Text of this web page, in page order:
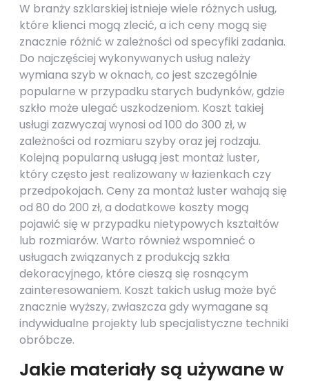
W branży szklarskiej istnieje wiele różnych usług,
które klienci mogą zlecić, a ich ceny mogą się
znacznie różnić w zależności od specyfiki zadania.
Do najczęściej wykonywanych usług należy
wymiana szyb w oknach, co jest szczególnie
popularne w przypadku starych budynków, gdzie
szkło może ulegać uszkodzeniom. Koszt takiej
usługi zazwyczaj wynosi od 100 do 300 zł, w
zależności od rozmiaru szyby oraz jej rodzaju.
Kolejną popularną usługą jest montaż luster,
który często jest realizowany w łazienkach czy
przedpokojach. Ceny za montaż luster wahają się
od 80 do 200 zł, a dodatkowe koszty mogą
pojawić się w przypadku nietypowych kształtów
lub rozmiarów. Warto również wspomnieć o
usługach związanych z produkcją szkła
dekoracyjnego, które cieszą się rosnącym
zainteresowaniem. Koszt takich usług może być
znacznie wyższy, zwłaszcza gdy wymagane są
indywidualne projekty lub specjalistyczne techniki
obróbcze.
Jakie materiały są używane w